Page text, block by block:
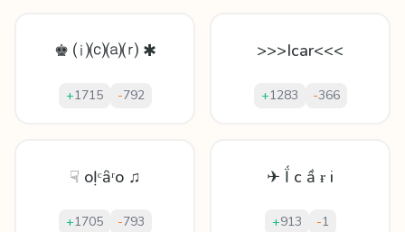
♚ ⒤⒞⒜⒭ ✱
+1715 -792
>>>Icar<<<
+1283 -366
☟ oỊᶜȃʳo ♫
+1705 -793
✈ Ḯ с ầ ɍ i
+913 -1